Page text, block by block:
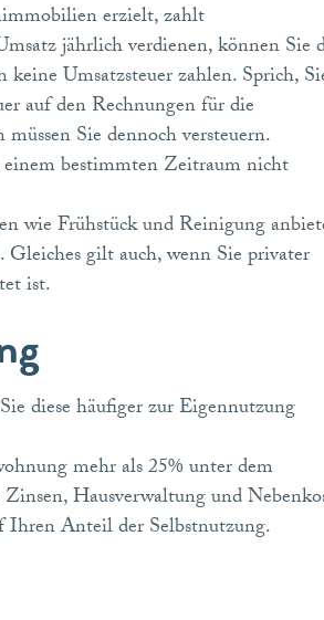
erzielt, zahlt
jährlich verdienen, können Sie
Umsatzsteuer zahlen. Sprich,
auf den Rechnungen für die
Sie dennoch versteuern.
einem bestimmten Zeitraum nicht
wie Frühstück und Reinigung
Gleiches gilt auch, wenn Sie privater
ist.
diese häufiger zur Eigennutzung
mehr als 25% unter dem
Hausverwaltung und
Ihren Anteil der Selbstnutzung.